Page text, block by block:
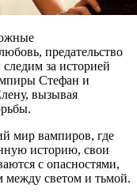
предательство
за историей
Стефан и
вызывая
мир вампиров, где
историю, свои
с опасностями,
светом и тьмой.